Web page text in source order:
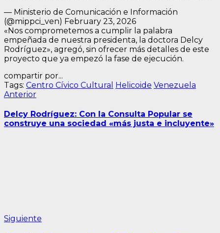
— Ministerio de Comunicación e Información
(@mippci_ven) February 23, 2026
«Nos comprometemos a cumplir la palabra
empeñada de nuestra presidenta, la doctora Delcy
Rodríguez», agregó, sin ofrecer más detalles de este
proyecto que ya empezó la fase de ejecución.
compartir por...
Tags: Centro Cívico Cultural Helicoide Venezuela
Navegación
de
entradas
AnteriorEntrada
Delcy Rodríguez: Con la Consulta Popular se
construye una sociedad «más justa e incluyente»
Siguiente